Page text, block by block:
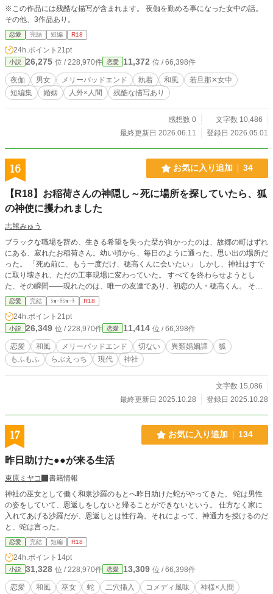
※この作品には残酷な描写が含まれます。 夜伽を勤める事になった女中の話。
その他、3作品あり。
恋愛 完結 短編 R18
24h.ポイント 21pt
小説 26,275 位 / 228,970件 恋愛 11,372 位 / 66,398件
夜伽 男女 メリーバッドエンド 執着 和風
若旦那✕女中
短編集
婚姻 人外×人間 残酷な描写あり
感想数 0
文字数 10,486
最終更新日 2026.06.11
登録日 2026.05.01
16 お気に入り追加 34
【R18】お稲荷さんの神隠し～死に場所を探していたら、狐
の神使に攫われました
志熊みゅう
ブラックな職場を辞め、生きる希望を失った栞が向かったのは、故郷の町はずれ
にある、寂れたお稲荷さん。幼い頃から、毎日のように通った、思い出の場所だ
った。 「死ぬ前に、もう一度だけ、穂高くんに会いたい」 しかし、神社はすで
に取り壊され、ただの工事現場に変わっていた。 すべてを終わらせようとし
た、その瞬間――現れたのは、唯一の友達であり、初恋の人・穂高くん。 そし
て、栞は忽然とこの世界から姿を消す。まるで神隠しにあったように――。 ☆
同名の小説 (https://www.alphapolis.co.jp/novel/705612661/744978008) があり
ますが、こちらはR18 ver.になります。
恋愛 完結 ｼｮｰﾄｼｮｰﾄ R18
24h.ポイント 21pt
小説 26,349 位 / 228,970件 恋愛 11,414 位 / 66,398件
恋愛 和風 メリーバッドエンド 切ない 異類婚姻譚
狐
もふもふ
らぶえっち 現代 神社
文字数 15,086
最終更新日 2025.10.28
登録日 2025.10.28
17 お気に入り追加 134
昨日助けた●●が来る生活
束原ミヤコ
書籍情報
神社の巫女として働く和泉沙羅のもとへ昨日助けた蛇がやってきた。 蛇は男性
の姿をしていて、恩返しをしないと帰ることができないという。 仕方なく家に
入れてあげる沙羅だが、恩返しとは性行為。それによって、神通力を授けるのだ
と、蛇は言った。
恋愛 完結 短編 R18
24h.ポイント 14pt
小説 31,328 位 / 228,970件 恋愛 13,309 位 / 66,398件
恋愛 和風 巫女 蛇 二穴挿入 コメディ風味 神様×人間